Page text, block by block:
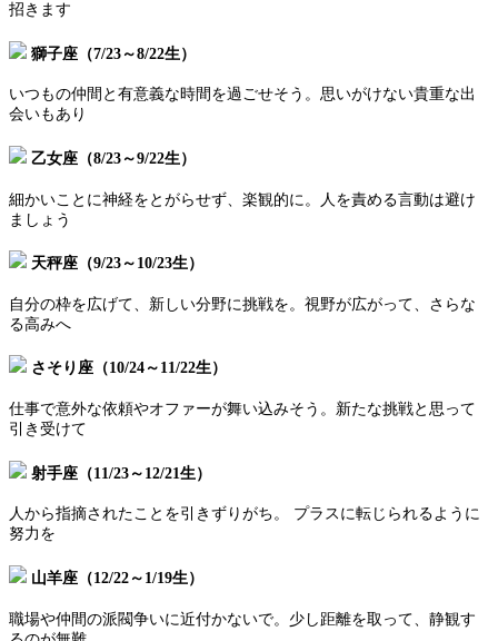
招きます
獅子座（7/23～8/22生）
いつもの仲間と有意義な時間を過ごせそう。思いがけない貴重な出
会いもあり
乙女座（8/23～9/22生）
細かいことに神経をとがらせず、楽観的に。人を責める言動は避け
ましょう
天秤座（9/23～10/23生）
自分の枠を広げて、新しい分野に挑戦を。視野が広がって、さらな
る高みへ
さそり座（10/24～11/22生）
仕事で意外な依頼やオファーが舞い込みそう。新たな挑戦と思って
引き受けて
射手座（11/23～12/21生）
人から指摘されたことを引きずりがち。 プラスに転じられるように
努力を
山羊座（12/22～1/19生）
職場や仲間の派閥争いに近付かないで。少し距離を取って、静観す